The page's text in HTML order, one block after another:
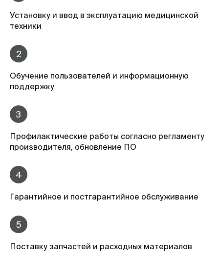
Установку и ввод в эксплуатацию медицинской
техники
2
Обучение пользователей и информационную
поддержку
3
Профилактические работы согласно регламенту
производителя, обновление ПО
4
Гарантийное и постгарантийное обслуживание
5
Поставку запчастей и расходных материалов